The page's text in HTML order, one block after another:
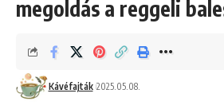
megoldás a reggeli
Kávéfajták 2025.05.08.